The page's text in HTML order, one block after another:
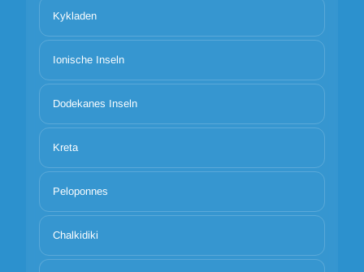
Kykladen
Ionische Inseln
Dodekanes Inseln
Kreta
Peloponnes
Chalkidiki